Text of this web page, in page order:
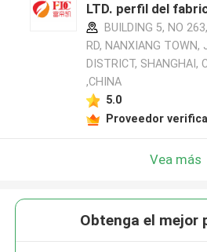
LTD. perfil del
BUILDING 5, NO
RD, NANXIANG TOWN,
DISTRICT, SHANGHAI,
,CHINA
5.0
Proveedor
Vea más
Obtenga el mejor